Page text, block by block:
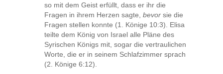
so mit dem Geist erfüllt, dass er ihr die
Fragen in ihrem Herzen sagte, bevor sie die
Fragen stellen konnte (1. Könige 10:3). Elisa
teilte dem König von Israel alle Pläne des
Syrischen Königs mit, sogar die vertraulichen
Worte, die er in seinem Schlafzimmer sprach
(2. Könige 6:12).